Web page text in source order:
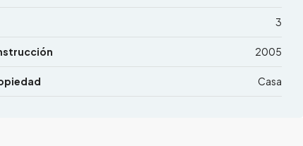
3
2005
Casa